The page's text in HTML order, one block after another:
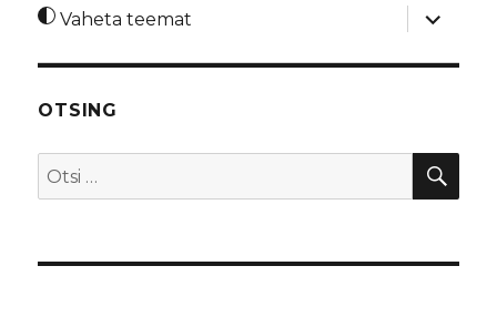
Vaheta teemat
laienda
OTSING
Otsi: